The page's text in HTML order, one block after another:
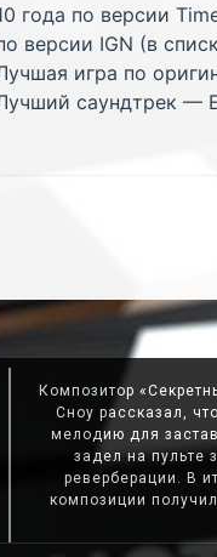
года по версии
версии IGN (в
игра по
саундтрек —
Композитор
Сноу рассказал,
мелодию для
задел на пульте
реверберации. В
композиции